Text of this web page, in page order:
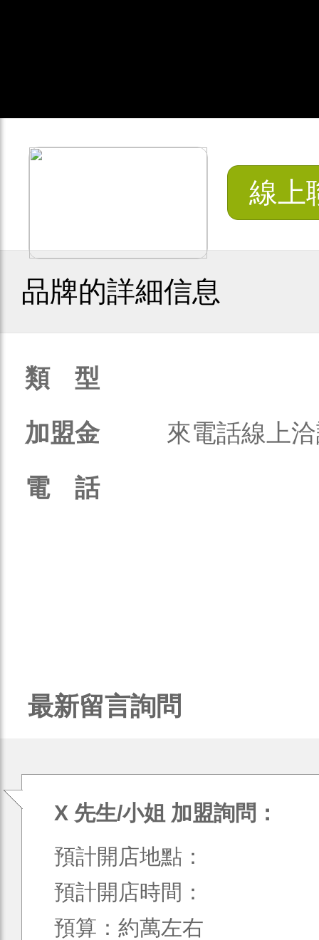
線上
品牌的詳細信息
類 型
加盟金
來電話線上
電 話
最新留言詢問
X 先生/小姐 加盟詢問：
預計開店地點：
預計開店時間：
預算：約萬左右